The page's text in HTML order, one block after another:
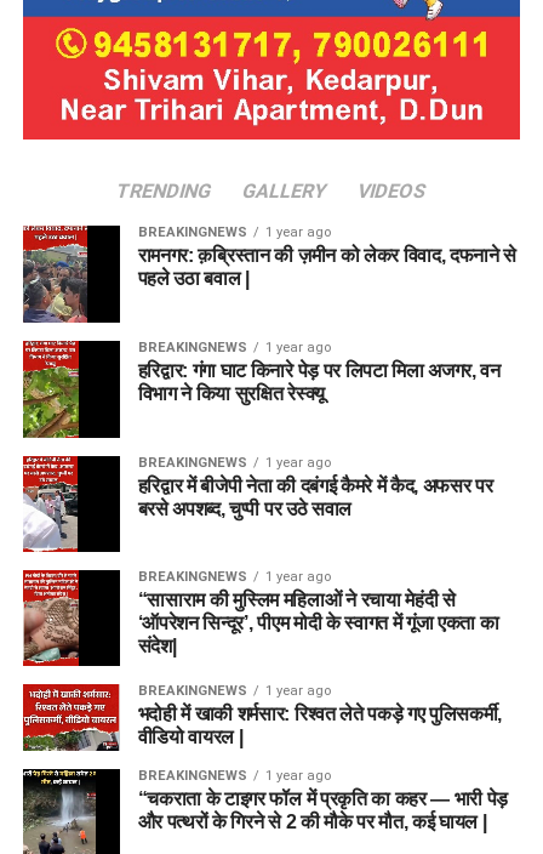
TRENDING GALLERY VIDEOS
BREAKINGNEWS 1 year ago
रामनगर: क़ब्रिस्तान की ज़मीन को लेकर विवाद, दफनाने से
पहले उठा बवाल |
BREAKINGNEWS 1 year ago
हरिद्वार: गंगा घाट किनारे पेड़ पर लिपटा मिला अजगर, वन
विभाग ने किया सुरक्षित रेस्क्यू
BREAKINGNEWS 1 year ago
हरिद्वार में बीजेपी नेता की दबंगई कैमरे में कैद, अफसर पर
बरसे अपशब्द, चुप्पी पर उठे सवाल
BREAKINGNEWS 1 year ago
“सासाराम की मुस्लिम महिलाओं ने रचाया मेहंदी से
‘ऑपरेशन सिन्दूर’, पीएम मोदी के स्वागत में गूंजा एकता का
संदेश|
BREAKINGNEWS 1 year ago
भदोही में खाकी शर्मसार: रिश्वत लेते पकड़े गए पुलिसकर्मी,
वीडियो वायरल |
BREAKINGNEWS 1 year ago
“चकराता के टाइगर फॉल में प्रकृति का कहर — भारी पेड़
और पत्थरों के गिरने से 2 की मौके पर मौत, कई घायल |